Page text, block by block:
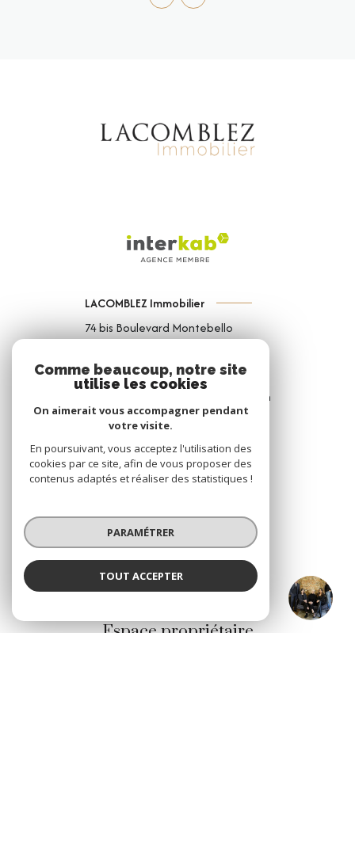
LACOMBLEZ Immobilier
LACOMBLEZ Immobilier
74 bis Boulevard Montebello
03 74 44 95 81
contact@lacomblezimmobilier.com
NOS RÉSEAUX
Espace propriétaire
Comme beaucoup, notre site
utilise les cookies
On aimerait vous accompagner pendant
votre visite.
En poursuivant, vous acceptez l'utilisation des
cookies par ce site, afin de vous proposer des
contenus adaptés et réaliser des statistiques !
PARAMÉTRER
TOUT ACCEPTER